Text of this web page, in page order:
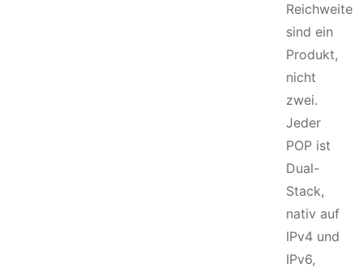
Reichweite
sind ein
Produkt,
nicht
zwei.
Jeder
POP ist
Dual-
Stack,
nativ auf
IPv4 und
IPv6,